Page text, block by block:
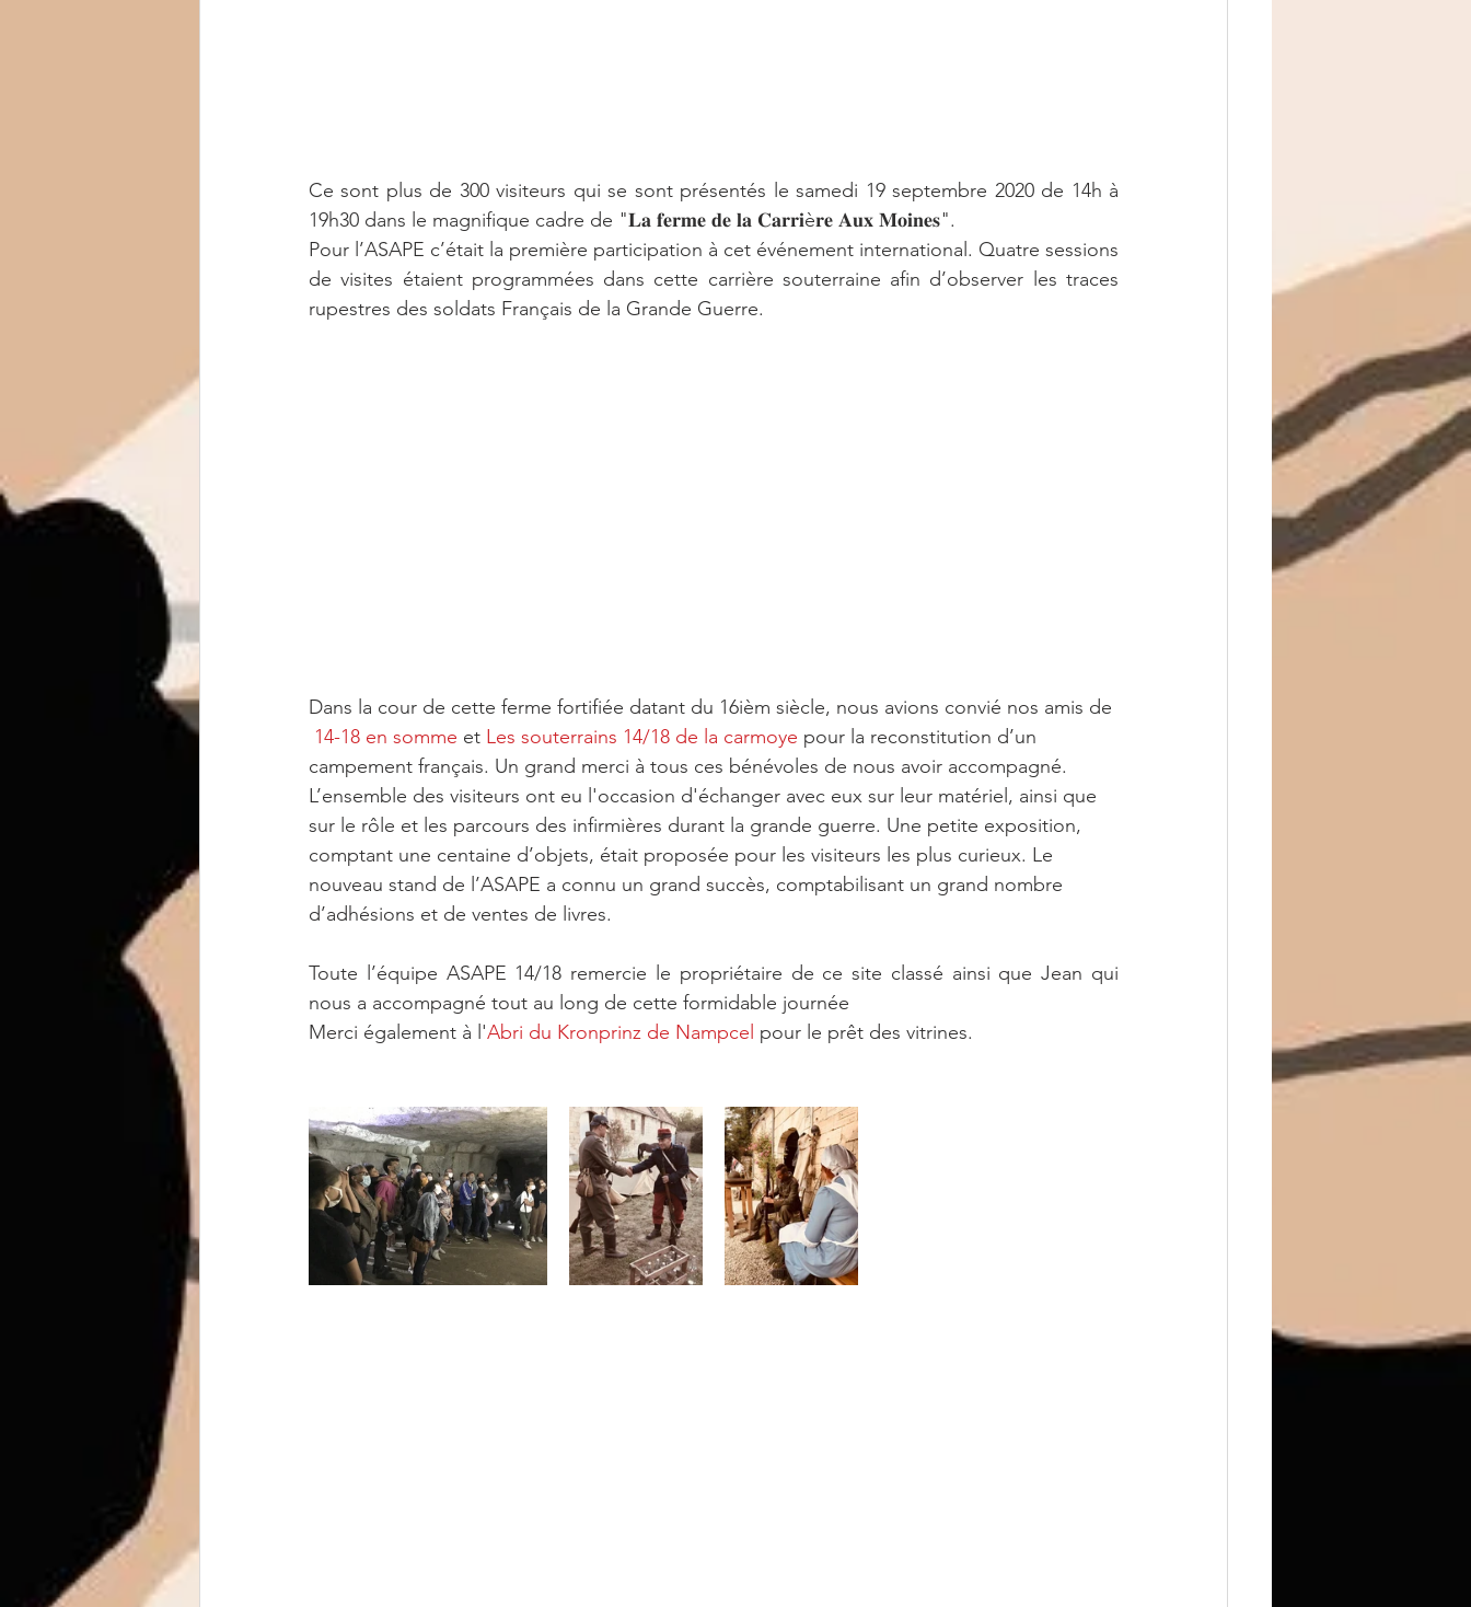
Ce sont plus de 300 visiteurs qui se sont présentés le samedi 19 septembre 2020 de 14h à
19h30 dans le magnifique cadre de "𝐋𝐚 𝐟𝐞𝐫𝐦𝐞 𝐝𝐞 𝐥𝐚 𝐂𝐚𝐫𝐫𝐢è𝐫𝐞 𝐀𝐮𝐱 𝐌𝐨𝐢𝐧𝐞𝐬".
Pour l’ASAPE c’était la première participation à cet événement international. Quatre sessions
de visites étaient programmées dans cette carrière souterraine afin d’observer les traces
rupestres des soldats Français de la Grande Guerre.
Dans la cour de cette ferme fortifiée datant du 16ièm siècle, nous avions convié nos amis de
14-18 en somme et Les souterrains 14/18 de la carmoye pour la reconstitution d’un
campement français. Un grand merci à tous ces bénévoles de nous avoir accompagné.
L’ensemble des visiteurs ont eu l'occasion d'échanger avec eux sur leur matériel, ainsi que
sur le rôle et les parcours des infirmières durant la grande guerre. Une petite exposition,
comptant une centaine d’objets, était proposée pour les visiteurs les plus curieux. Le
nouveau stand de l’ASAPE a connu un grand succès, comptabilisant un grand nombre
d’adhésions et de ventes de livres.
Toute l’équipe ASAPE 14/18 remercie le propriétaire de ce site classé ainsi que Jean qui
nous a accompagné tout au long de cette formidable journée
Merci également à l'Abri du Kronprinz de Nampcel pour le prêt des vitrines.